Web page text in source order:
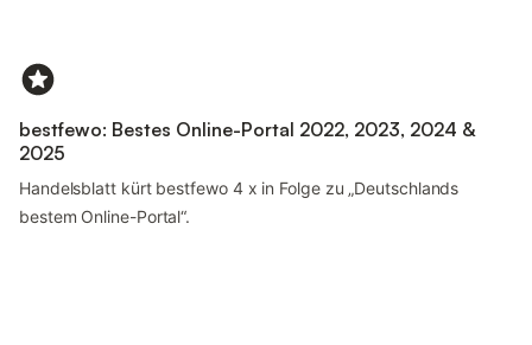
bestfewo: Bestes Online-Portal 2022, 2023, 2024 &
2025
Handelsblatt kürt bestfewo 4 x in Folge zu „Deutschlands
bestem Online-Portal“.